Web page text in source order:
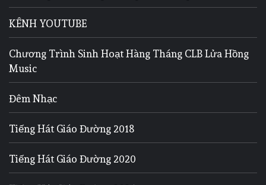
KÊNH YOUTUBE
Chương Trình Sinh Hoạt Hàng Tháng CLB Lửa Hồng
Music
Đêm Nhạc
Tiếng Hát Giáo Đường 2018
Tiếng Hát Giáo Đường 2020